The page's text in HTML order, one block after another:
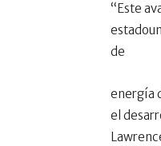
“Este
de
energía
el